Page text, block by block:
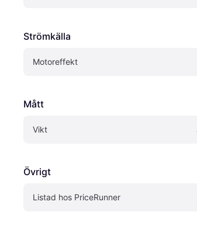
Strömkälla
Motoreffekt
Mått
Vikt
Övrigt
Listad hos PriceRunner